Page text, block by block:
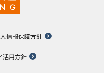
情報保護方針
活用方針